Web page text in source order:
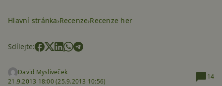
Hlavní stránka Recenze Recenze her
Sdílejte:
David Mysliveček
21.9.2013 18:00 (25.9.2013 10:56)
14